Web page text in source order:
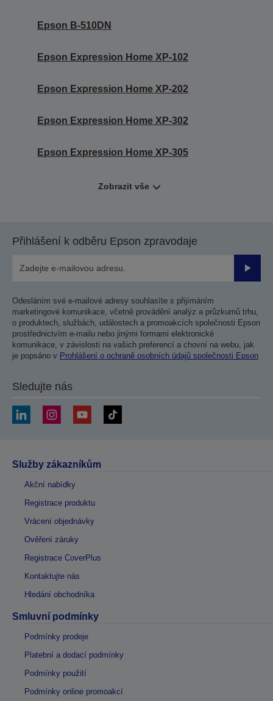
Epson B-510DN
Epson Expression Home XP-102
Epson Expression Home XP-202
Epson Expression Home XP-302
Epson Expression Home XP-305
Zobrazit vše
Přihlášení k odběru Epson zpravodaje
Odesláním své e-mailové adresy souhlasíte s přijímáním
marketingové komunikace, včetně provádění analýz a průzkumů trhu,
o produktech, službách, událostech a promoakcích společnosti Epson
prostřednictvím e-mailu nebo jinými formami elektronické
komunikace, v závislosti na vašich preferencí a chovní na webu, jak
je popsáno v Prohlášení o ochraně osobních údajů společnosti Epson
Sledujte nás
Služby zákazníkům
Akční nabídky
Registrace produktu
Vrácení objednávky
Ověření záruky
Registrace CoverPlus
Kontaktujte nás
Hledání obchodníka
Smluvní podmínky
Podmínky prodeje
Platební a dodací podmínky
Podmínky použití
Podmínky online promoakcí